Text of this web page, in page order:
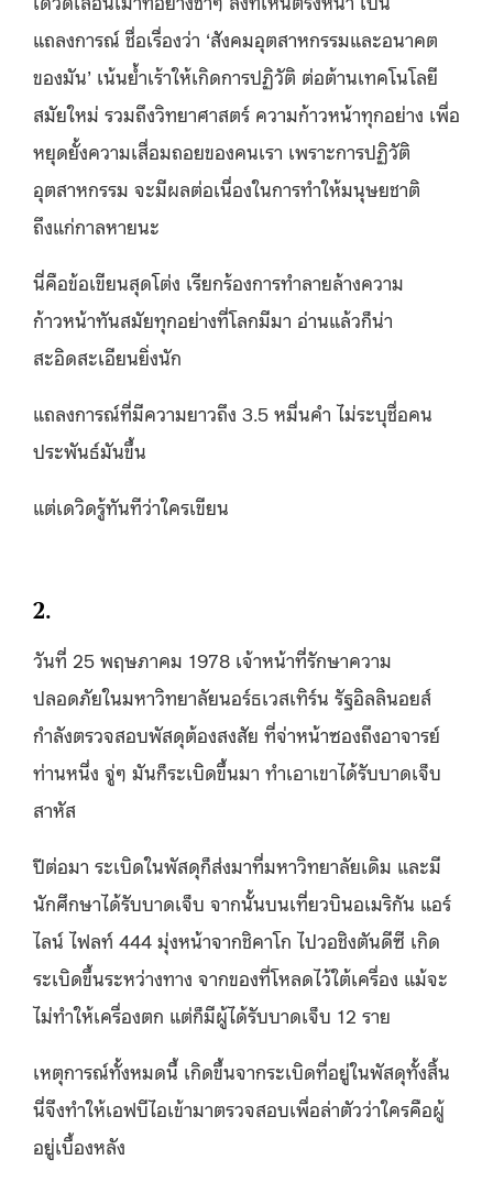
แถลงการณ์ ชื่อเรื่องว่า ‘สังคมอุตสาหกรรมและอนาคต
ของมัน’ เน้นย้ำเร้าให้เกิดการปฏิวัติ ต่อต้านเทคโนโลยี
สมัยใหม่ รวมถึงวิทยาศาสตร์ ความก้าวหน้าทุกอย่าง เพื่อ
หยุดยั้งความเสื่อมถอยของคนเรา เพราะการปฏิวัติ
อุตสาหกรรม จะมีผลต่อเนื่องในการทำให้มนุษยชาติ
ถึงแก่กาลหายนะ
นี่คือข้อเขียนสุดโต่ง เรียกร้องการทำลายล้างความ
ก้าวหน้าทันสมัยทุกอย่างที่โลกมีมา อ่านแล้วก็น่า
สะอิดสะเอียนยิ่งนัก
แถลงการณ์ที่มีความยาวถึง 3.5 หมื่นคำ ไม่ระบุชื่อคน
ประพันธ์มันขึ้น
แต่เดวิดรู้ทันทีว่าใครเขียน
2.
วันที่ 25 พฤษภาคม 1978 เจ้าหน้าที่รักษาความ
ปลอดภัยในมหาวิทยาลัยนอร์ธเวสเทิร์น รัฐอิลลินอยส์
กำลังตรวจสอบพัสดุต้องสงสัย ที่จ่าหน้าซองถึงอาจารย์
ท่านหนึ่ง จู่ๆ มันก็ระเบิดขึ้นมา ทำเอาเขาได้รับบาดเจ็บ
สาหัส
ปีต่อมา ระเบิดในพัสดุก็ส่งมาที่มหาวิทยาลัยเดิม และมี
นักศึกษาได้รับบาดเจ็บ จากนั้นบนเที่ยวบินอเมริกัน แอร์
ไลน์ ไฟลท์ 444 มุ่งหน้าจากชิคาโก ไปวอชิงตันดีซี เกิด
ระเบิดขึ้นระหว่างทาง จากของที่โหลดไว้ใต้เครื่อง แม้จะ
ไม่ทำให้เครื่องตก แต่ก็มีผู้ได้รับบาดเจ็บ 12 ราย
เหตุการณ์ทั้งหมดนี้ เกิดขึ้นจากระเบิดที่อยู่ในพัสดุทั้งสิ้น
นี่จึงทำให้เอฟบีไอเข้ามาตรวจสอบเพื่อล่าตัวว่าใครคือผู้
อยู่เบื้องหลัง